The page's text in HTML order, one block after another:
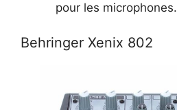
pour les microphones.
Behringer Xenix 802